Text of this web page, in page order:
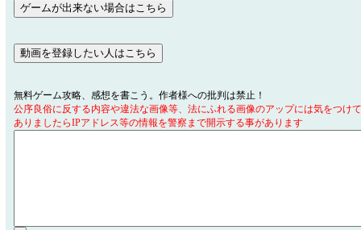
無料ゲーム攻略、感想を書こう。作者様への批判は禁止！
公序良俗に反する内容や違法な画像等、法にふれる画像のアップには気をつけ
ありましたらIPアドレス等の情報を警察まで開示する事があります